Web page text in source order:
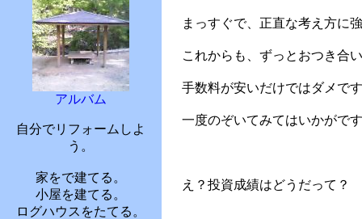
アルバム
自分でリフォームしよ
う。
家をで建てる。
小屋を建てる。
ログハウスをたてる。
まっすぐで、正直な考え方に
これからも、ずっとおつき合
手数料が安いだけではダメで
一度のぞいてみてはいかがで
え？投資成績はどうだって？